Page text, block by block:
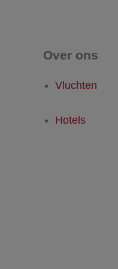
Over ons
Vluchten
Hotels